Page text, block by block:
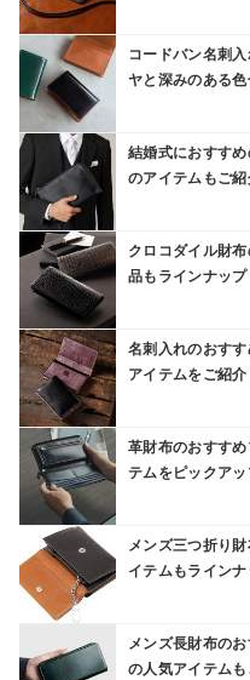
コードバン名刺
ヤと深みのある
結婚式におすす
のアイテムもご紹
クロコダイル財
品もラインナップ
名刺入れのおす
アイテムをご紹介
革財布のおすす
テムをピックアッ
メンズ三つ折り
イテムもライン
メンズ長財布の
の人気アイテムも